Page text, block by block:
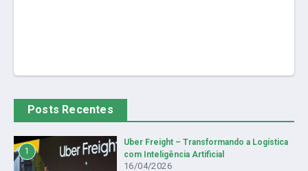
Posts Recentes
1
Uber Freight – Transformando a Logística
com Inteligência Artificial
16/04/2026